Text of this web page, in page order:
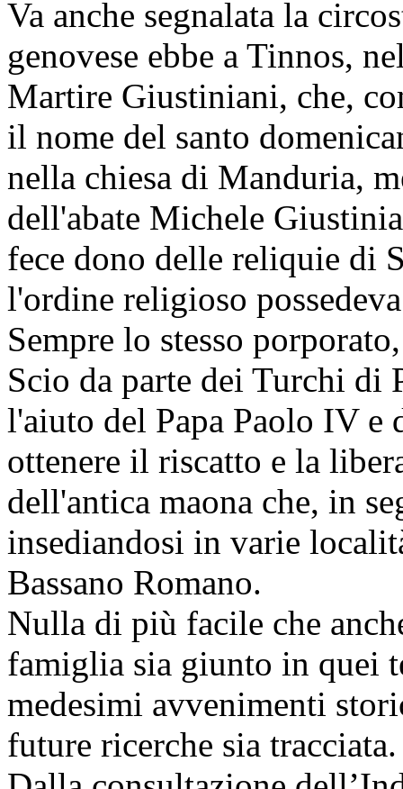
Va anche segnalata la
genovese ebbe a Tinnos,
Martire Giustiniani, che,
il nome del santo
nella chiesa di Manduria,
dell'abate Michele
fece dono delle reliquie di
l'ordine religioso
Sempre lo stesso
Scio da parte dei Turchi di
l'aiuto del Papa Paolo IV e
ottenere il riscatto e la
dell'antica maona che, in
insediandosi in varie
Bassano Romano.
Nulla di più facile che
famiglia sia giunto in quei
medesimi avvenimenti
future ricerche sia tracciata.